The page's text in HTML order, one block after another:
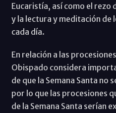
Eucaristía, así como el rezo
y la lectura y meditación de
cada día.
En relación a las
Obispado considera
de que la Semana Santa no
por lo que las procesiones
de la Semana Santa serían